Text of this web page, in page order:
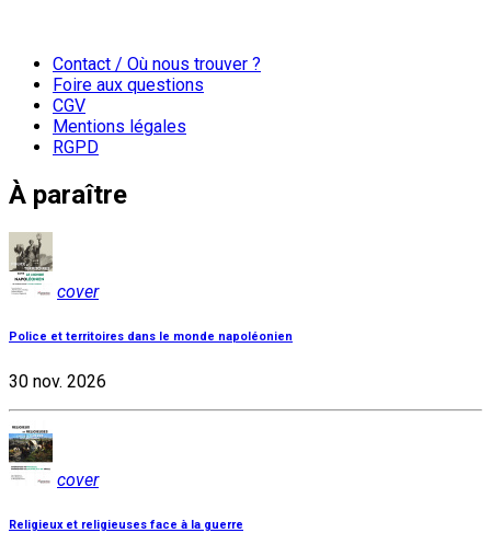
Contact / Où nous trouver ?
Foire aux questions
CGV
Mentions légales
RGPD
À paraître
cover
Police et territoires dans le monde napoléonien
30 nov. 2026
cover
Religieux et religieuses face à la guerre